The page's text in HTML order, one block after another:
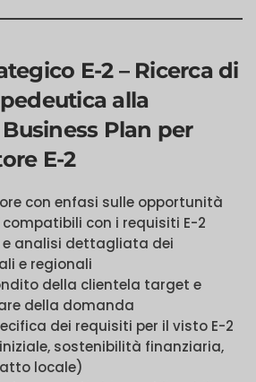
E-2 – Ricerca di
alla
Plan per
E-2
con enfasi sulle opportunità
con i requisiti E-2
e analisi dettagliata dei
e regionali
della clientela target e
della domanda
dei requisiti per il visto E-2
sostenibilità finanziaria,
locale)